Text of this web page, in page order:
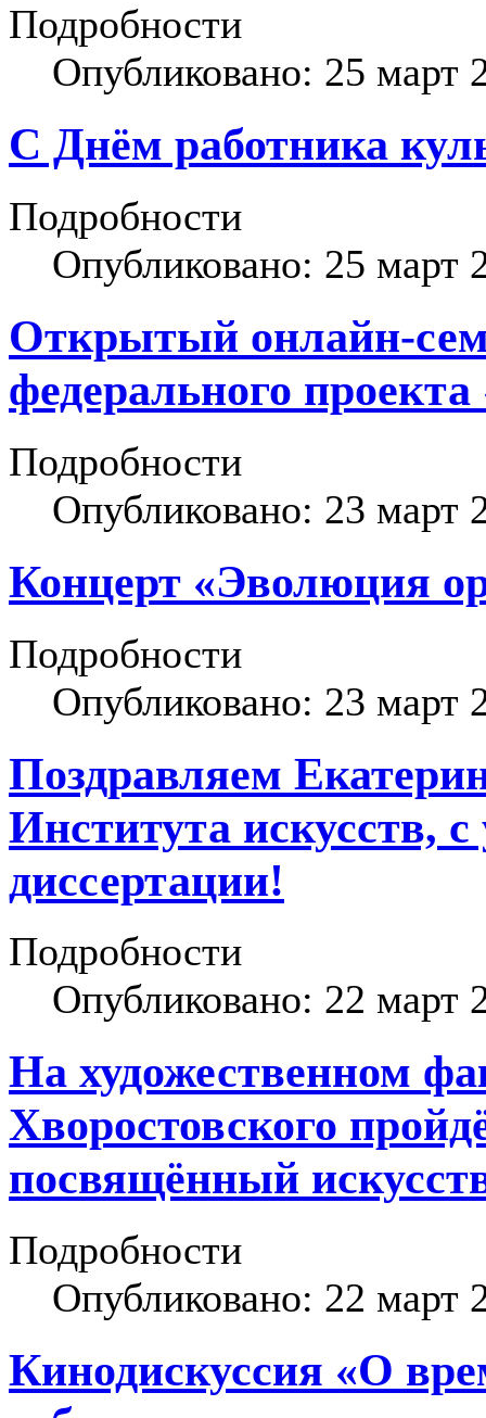
Подробности
Опубликовано: 25 март
С Днём работника
Подробности
Опубликовано: 25 март
Открытый онлайн-
федерального
Подробности
Опубликовано: 23 март
Концерт «Эволюция
Подробности
Опубликовано: 23 март
Поздравляем
Института искусств,
диссертации!
Подробности
Опубликовано: 22 март
На художественном
Хворостовского
посвящённый
Подробности
Опубликовано: 22 март
Кинодискуссия «О